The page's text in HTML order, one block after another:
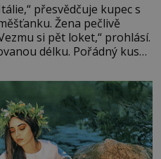
přesvědčuje kupec s
Žena pečlivě
si pět loket,“ prohlásí.
délku. Pořádný kus
zhodnotí švadlena
„Ošidili vás, podívejte.“